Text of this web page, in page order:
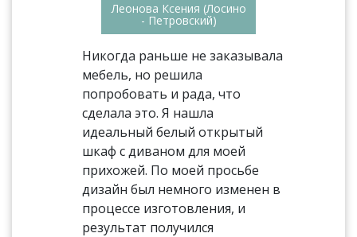
Леонова Ксения (Лосино
- Петровский)
Никогда раньше не заказывала
мебель, но решила
попробовать и рада, что
сделала это. Я нашла
идеальный белый открытый
шкаф с диваном для моей
прихожей. По моей просьбе
дизайн был немного изменен в
процессе изготовления, и
результат получился